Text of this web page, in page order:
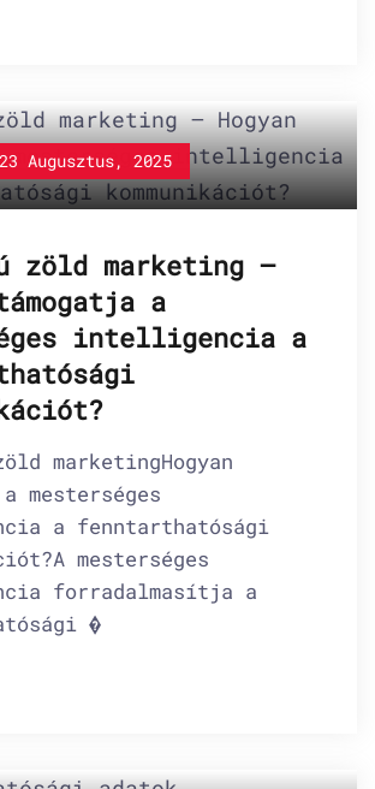
23 Augusztus, 2025
zöld marketing –
a
intelligencia a
marketingHogyan
mesterséges
a fenntarthatósági
mesterséges
forradalmasítja a
�